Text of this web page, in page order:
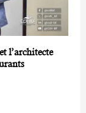
l’architecte